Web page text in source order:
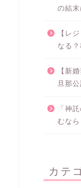
の結末
【レ
なる
【新
旦那
「神
むなら
カテ